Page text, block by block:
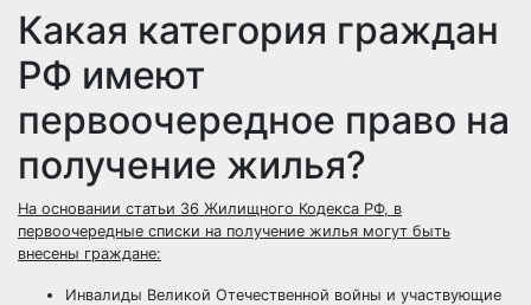
Какая категория граждан
РФ имеют
первоочередное право на
получение жилья?
На основании статьи 36 Жилищного Кодекса РФ, в
первоочередные списки на получение жилья могут быть
внесены граждане:
Инвалиды Великой Отечественной войны и участвующие